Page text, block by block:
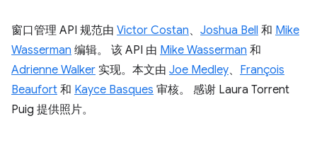
窗口管理 API 规范由 Victor Costan、 Joshua Bell 和 Mike
Wasserman 编辑。 该 API 由 Mike Wasserman 和
Adrienne Walker 实现。本文由 Joe Medley、 François
Beaufort 和 Kayce Basques 审核。 感谢 Laura Torrent
Puig 提供照片。